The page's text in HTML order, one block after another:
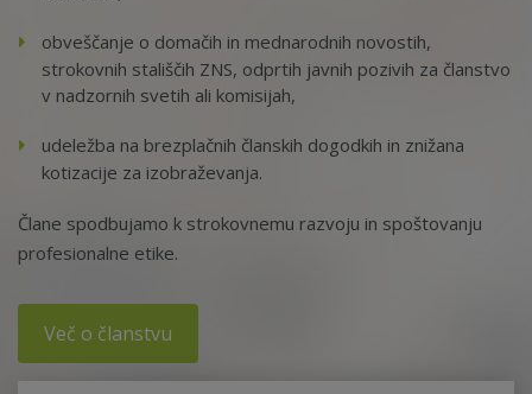
obveščanje o domačih in mednarodnih novostih,
strokovnih stališčih ZNS, odprtih javnih pozivih za članstvo
v nadzornih svetih ali komisijah,
udeležba na brezplačnih članskih dogodkih in znižana
kotizacije za izobraževanja.
Člane spodbujamo k strokovnemu razvoju in spoštovanju
profesionalne etike.
Več o članstvu